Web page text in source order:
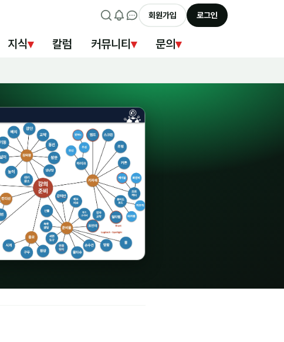
회원가입 로그인
지식▾ 칼럼 커뮤니티 ▾ 문의▾